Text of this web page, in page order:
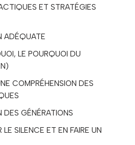
ET STRATÉGIES
ADÉQUATE
LE POURQUOI DU
COMPRÉHENSION DES
DES GÉNÉRATIONS
LE SILENCE ET EN FAIRE UN